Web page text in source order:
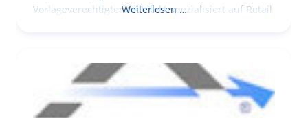
Vorlageverechtigter Architekt spezialisiert auf Retail
Weiterlesen …